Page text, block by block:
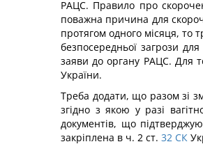
РАЦС. Правило про
поважна причина для
протягом одного місяця, то
безпосередньої загрози
заяви до органу РАЦС. Для
України.
Треба додати, що разом зі
згідно з якою у разі
документів, що
закріплена в ч. 2 ст. 32 СК